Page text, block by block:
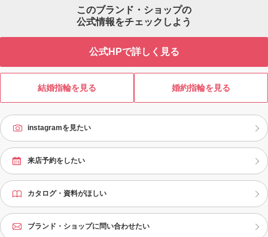
このブランド・ショップの
公式情報をチェックしよう
公式HPで詳しく見る
結婚指輪を見る 婚約指輪を見る
instagramを見たい
来店予約をしたい
カタログ・資料がほしい
ブランド・ショップに問い合わせたい